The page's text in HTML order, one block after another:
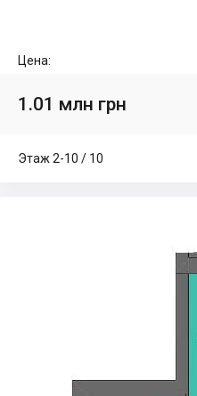
Цена:
1.01 млн грн
Этаж 2-10 / 10